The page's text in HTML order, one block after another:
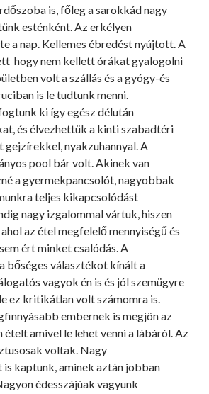
is, főleg a sarokkád nagy
esténként. Az erkélyen
a nap. Kellemes ébredést nyújtott. A
hogy nem kellett órákat gyalogolni
volt a szállás és a gyógy-és
is le tudtunk menni.
ki így egész délután
és élvezhettük a kinti szabadtéri
gejzírekkel, nyakzuhannyal. A
pool bár volt. Akinek van
a gyermekpancsolót, nagyobbak
teljes kikapcsolódást
nagy izgalommal vártuk, hiszen
az étel megfelelő mennyiségű és
ért minket csalódás. A
bőséges választékot kínált a
vagyok én is és jól szemügyre
ez kritikátlan volt számomra is.
embernek is megjön az
amivel le lehet venni a lábáról. Az
voltak. Nagy
kaptunk, aminek aztán jobban
édesszájúak vagyunk